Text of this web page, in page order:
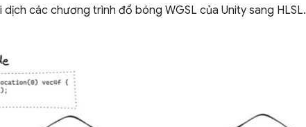
dịch các chương trình đổ bóng WGSL của Unity sang HLSL.